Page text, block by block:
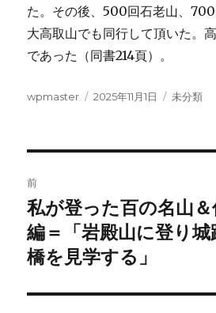
た。その後、500回石老山、
大高取山でも同行して頂いた。
であった（同書214頁）。
投
wpmaster
投
2025年11月1日
カ
未分類
稿
ナ
ビ
ゲ
前
前
の
投
私が登った百の名山
編＝「岩殿山に登り
橋を見学する」